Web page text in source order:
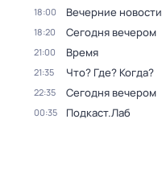
18:00 Вечерние новости
18:20 Сегодня вечером
21:00 Время
21:35 Что? Где? Когда?
22:35 Сегодня вечером
00:35 Подкаст.Лаб